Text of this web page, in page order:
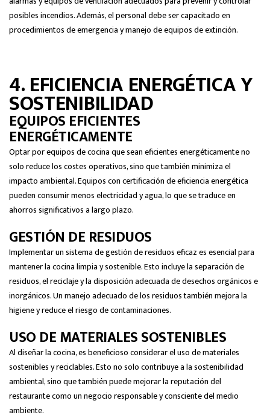
posibles incendios. Además, el personal debe ser capacitado en
procedimientos de emergencia y manejo de equipos de extinción.
4. EFICIENCIA ENERGÉTICA Y
SOSTENIBILIDAD
EQUIPOS EFICIENTES
ENERGÉTICAMENTE
Optar por equipos de cocina que sean eficientes energéticamente no
solo reduce los costes operativos, sino que también minimiza el
impacto ambiental. Equipos con certificación de eficiencia energética
pueden consumir menos electricidad y agua, lo que se traduce en
ahorros significativos a largo plazo.
GESTIÓN DE RESIDUOS
Implementar un sistema de gestión de residuos eficaz es esencial para
mantener la cocina limpia y sostenible. Esto incluye la separación de
residuos, el reciclaje y la disposición adecuada de desechos orgánicos e
inorgánicos. Un manejo adecuado de los residuos también mejora la
higiene y reduce el riesgo de contaminaciones.
USO DE MATERIALES SOSTENIBLES
Al diseñar la cocina, es beneficioso considerar el uso de materiales
sostenibles y reciclables. Esto no solo contribuye a la sostenibilidad
ambiental, sino que también puede mejorar la reputación del
restaurante como un negocio responsable y consciente del medio
ambiente.